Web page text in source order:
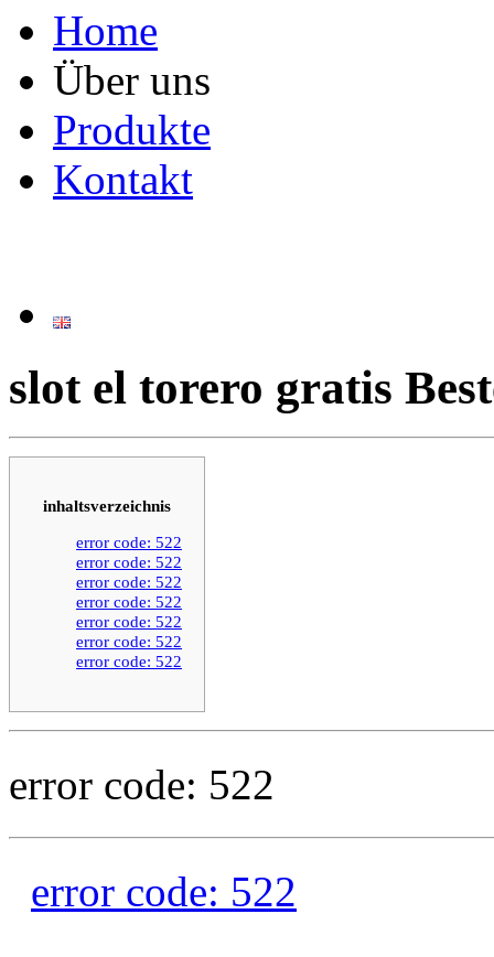
Home
Über uns
Produkte
Kontakt
slot el torero gratis
inhaltsverzeichnis
error code: 522
error code: 522
error code: 522
error code: 522
error code: 522
error code: 522
error code: 522
error code: 522
error code: 522